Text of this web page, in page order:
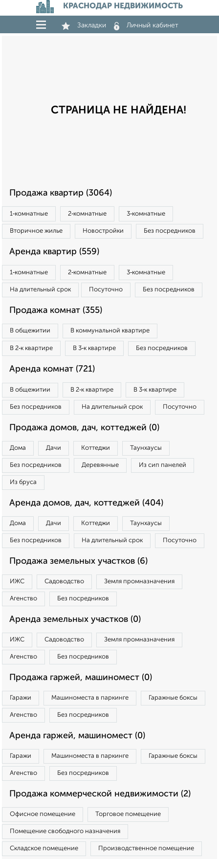
КРАСНОДАР НЕДВИЖИМОСТЬ
Закладки Личный кабинет
СТРАНИЦА НЕ НАЙДЕНА!
Продажа квартир (3064)
1‑комнатные 2‑комнатные 3‑комнатные
Вторичное жилье Новостройки Без посредников
Аренда квартир (559)
1‑комнатные 2‑комнатные 3‑комнатные
На длительный срок Посуточно Без посредников
Продажа комнат (355)
В общежитии В коммунальной квартире
В 2‑к квартире В 3‑к квартире Без посредников
Аренда комнат (721)
В общежитии В 2‑к квартире В 3‑к квартире
Без посредников На длительный срок Посуточно
Продажа домов, дач, коттеджей (0)
Дома Дачи Коттеджи Таунхаусы
Без посредников Деревянные Из сип панелей
Из бруса
Аренда домов, дач, коттеджей (404)
Дома Дачи Коттеджи Таунхаусы
Без посредников На длительный срок Посуточно
Продажа земельных участков (6)
ИЖС Садоводство Земля промназначения
Агенство Без посредников
Аренда земельных участков (0)
ИЖС Садоводство Земля промназначения
Агенство Без посредников
Продажа гаржей, машиномест (0)
Гаражи Машиноместа в паркинге Гаражные боксы
Агенство Без посредников
Аренда гаржей, машиномест (0)
Гаражи Машиноместа в паркинге Гаражные боксы
Агенство Без посредников
Продажа коммерческой недвижимости (2)
Офисное помещение Торговое помещение
Помещение свободного назначения
Складское помещение Производственное помещение